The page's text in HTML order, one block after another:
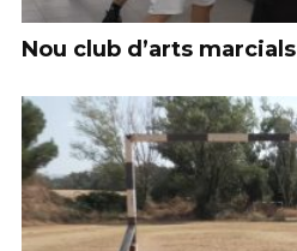
Nou club d’arts marcials